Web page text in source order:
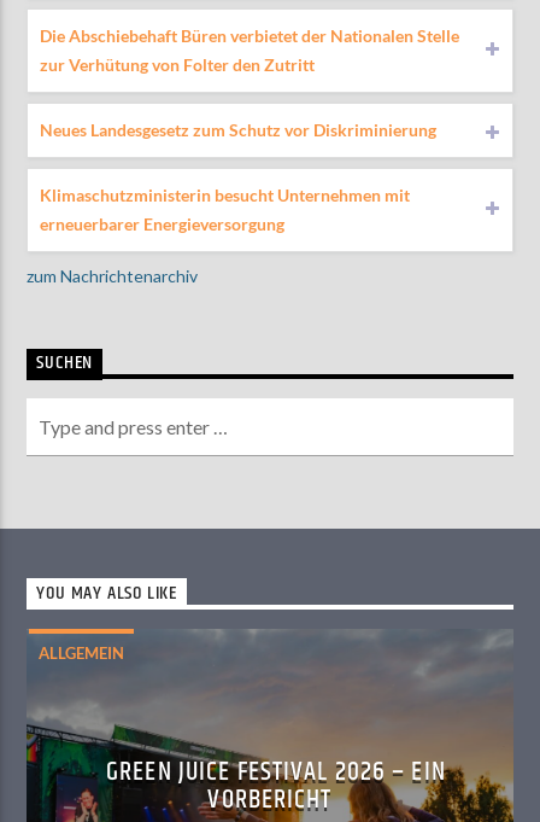
Die Abschiebehaft Büren verbietet der Nationalen Stelle
zur Verhütung von Folter den Zutritt
Neues Landesgesetz zum Schutz vor Diskriminierung
Klimaschutzministerin besucht Unternehmen mit
erneuerbarer Energieversorgung
zum Nachrichtenarchiv
SUCHEN
YOU MAY ALSO LIKE
ALLGEMEIN
GREEN JUICE FESTIVAL 2026 – EIN
VORBERICHT